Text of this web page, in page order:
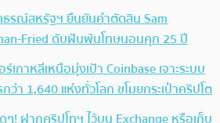
รณ์สหรัฐฯ ยืนยันคำตัดสิน Sam
Fried ดับฝันพ้นโทษนอนคุก 25 ปี
ร์เกาหลีเหนือมุ่งเป้า Coinbase เจาะระบบ
ว่า 1,640 แห่งทั่วโลก ขโมยกระเป๋าคริปโต